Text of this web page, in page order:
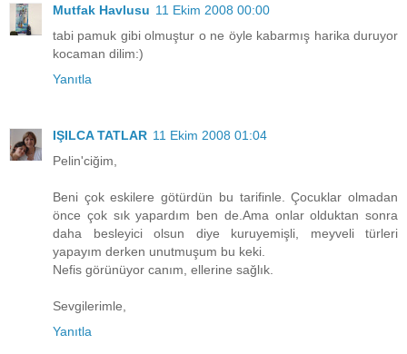
Mutfak Havlusu 11 Ekim 2008 00:00
tabi pamuk gibi olmuştur o ne öyle kabarmış harika duruyor
kocaman dilim:)
Yanıtla
IŞILCA TATLAR 11 Ekim 2008 01:04
Pelin'ciğim,
Beni çok eskilere götürdün bu tarifinle. Çocuklar olmadan
önce çok sık yapardım ben de.Ama onlar olduktan sonra
daha besleyici olsun diye kuruyemişli, meyveli türleri
yapayım derken unutmuşum bu keki.
Nefis görünüyor canım, ellerine sağlık.
Sevgilerimle,
Yanıtla